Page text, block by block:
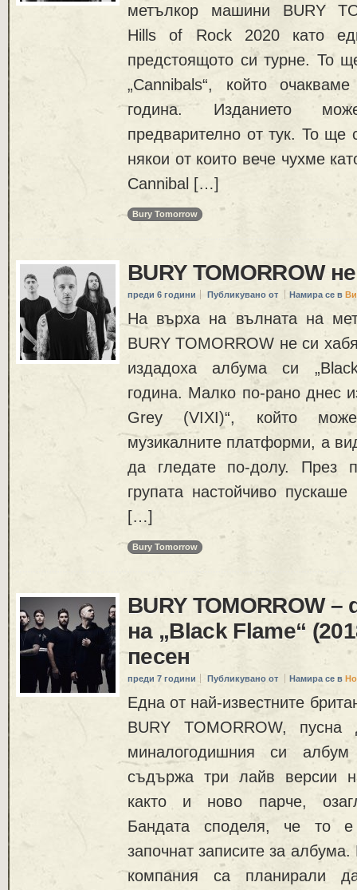
метълкор машини BURY
Hills of Rock 2020 като
предстоящото си турне. То
„Cannibals“, който
година. Изданието
предварително от тук. То ще
някои от които вече чухме
Cannibal […]
Bury Tomorrow
BURY TOMORROW
преди 6 години Публикувано от Намира се в
На върха на вълната на
BURY TOMORROW не си
издадоха албума си
година. Малко по-рано днес
Grey (VIXI)“, който
музикалните платформи, а
да гледате по-долу. През
групата настойчиво
[…]
Bury Tomorrow
BURY TOMORROW
на „Black Flame“
песен
преди 7 години Публикувано от Намира се в
Една от най-известните
BURY TOMORROW, пусна
миналогодишния си
съдържа три лайв версии
както и ново парче,
Бандата споделя, че то
започнат записите за
компания са планирали